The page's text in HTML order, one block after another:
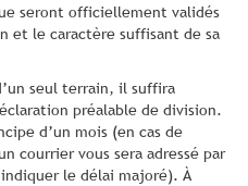
seront officiellement validés
et le caractère suffisant de sa
seul terrain, il suffira
préalable de division.
d’un mois (en cas de
courrier vous sera adressé par
le délai majoré). À